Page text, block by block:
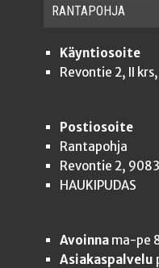
RAN­TA­POH­JA
Käyntiosoite
Revontie 2, II
Postiosoite
Rantapohja
Revontie 2,
HAUKIPUDAS
Avoinnama-pe
Asiakaspalvelu